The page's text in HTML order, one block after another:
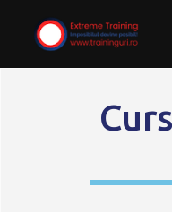
content